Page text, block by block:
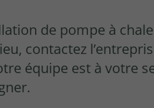
de pompe à
contactez
équipe est à votre